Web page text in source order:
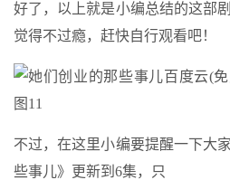
好了，以上就是小编总结的这部
觉得不过瘾，赶快自行观看吧！
不过，在这里小编要提醒一下大
些事儿》更新到6集，只